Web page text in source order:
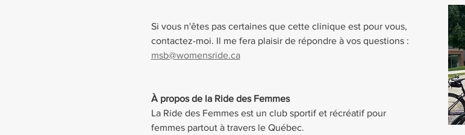
Si vous n'êtes pas certaines que cette clinique est pour vous,
contactez-moi. Il me fera plaisir de répondre à vos questions :
msb@womensride.ca
À propos de la Ride des Femmes
La Ride des Femmes est un club sportif et récréatif pour
femmes partout à travers le Québec.